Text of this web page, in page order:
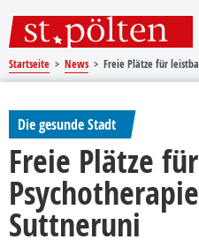
Startseite News Freie Plätze für
Die gesunde Stadt
Freie Plätze
Suttneruni